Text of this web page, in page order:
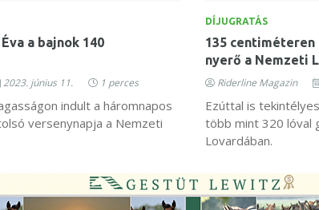
a bajnok 140
2023. június 11. 1 perces
indult a háromnapos
versenynapja a Nemzeti
DÍJUGRATÁS
135 centiméteren
nyerő a Nemzeti
Riderline Magazin
Ezúttal is
több mint 320 lóval
Lovardában.